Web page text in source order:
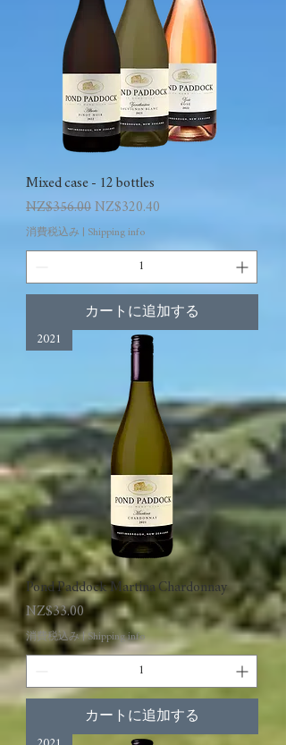
Mixed case - 12 bottles
通常価格
NZ$356.00 セール価格
NZ$320.40
消費税込み Shipping info
カートに追加する
2021
Pond Paddock Martina Chardonnay
価格
NZ$33.00
消費税込み |Shipping info
カートに追加する